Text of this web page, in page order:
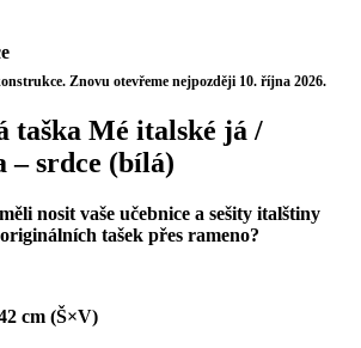
Znovu otevřeme nejpozději 10. října 2026.
taška Mé italské já /
– srdce (bílá)
nosit vaše učebnice a sešity italštiny
tašek přes rameno?
cm (Š×V)